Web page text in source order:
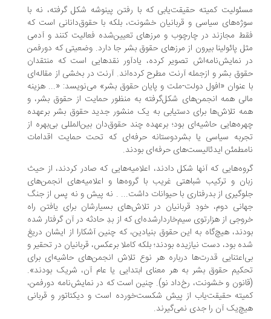
کمیته حقیقت‌یابی که با رفتن پینوشه شکل گرفته، نه با
سیاسی و قربانیان خشونت، بلکه با حقوق‌دانانی است که
مجازند در چارچوب و مرزهای تعیین‌شده فعالیت کنند و آدمی
پائولینا بیرون از مرزهای حقوق‌ بشر جا دارد. وضعیتی که دورفمن
نمایش‌نامه‌اش تصویر کرده، یادآور نقدهایی است که منتقدان
بشر و ازجمله آرنت مطرح کرده‌اند. آرنت در بخشی از مقاله‌‌ای
عنوان «افول دولت-ملت و پایان حقوق‌ بشر» می‌نویسد: «... هزینه
همه انجمن‌های شکل‌گرفته به‌ منظور حمایت از حقوق‌ بشر، و
تلاش‌ها برای دستیابی به یک منشور جدید حقوق‌ بشر برعهده
حاشیه‌ای بود؛ برعهده چند حقوق‌دان بین‌المللی بی‌بهره از
سیاسی یا بشردوستانه حرفه‌ای که تحت حمایت اقدامات
ایدئالیست‌های حرفه‌ای بودند.
که آنها شکل دادند، اعلامیه‌هایی که صادر کردند، از حیث
و ترکیب شباهتی غریب با گروه‌ها و اعلامیه‌های انجمن‌های
از بدرفتاری با حیوانات داشت... . نه پیش و نه پس از جنگ
دوم، خودِ قربانیان در تلاش‌های بسیارشان برای یافتن راه
از ‌هزارتوی سیم‌خاردارشده‌ای که از بدِ حادثه در آن گرفتار شده
هیچ‌گاه به این حقوق بنیادین، که چنین آشکارا از ایشان دریغ
بود، دست نیازیده بودند؛ بلکه کاملا برعکس، قربانیان در تحقیر و
قدرت‌ها درباره هر نوع تلاش انجمن‌های حاشیه‌ای برای
حقوق‌ بشر به‌ هر معنای ابتدایی یا عام آن، شریک بودند».
و خشونت، رخ‌داد نو). چنین است که در نمایش‌نامه دورفمن،
حقیقت‌یاب از پیش شکست‌خورده است و دیکتاتور و قربانی
آن را جدی نمی‌گیرند.